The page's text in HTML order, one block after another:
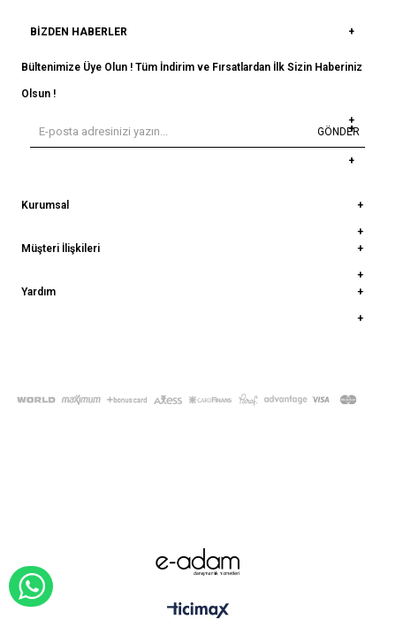
BIZDEN HABERLER
Bültenimize Üye Olun ! Tüm İndirim ve Fırsatlardan İlk Sizin Haberiniz
Olsun !
GÖNDER
Kurumsal
Müşteri İlişkileri
Yardım